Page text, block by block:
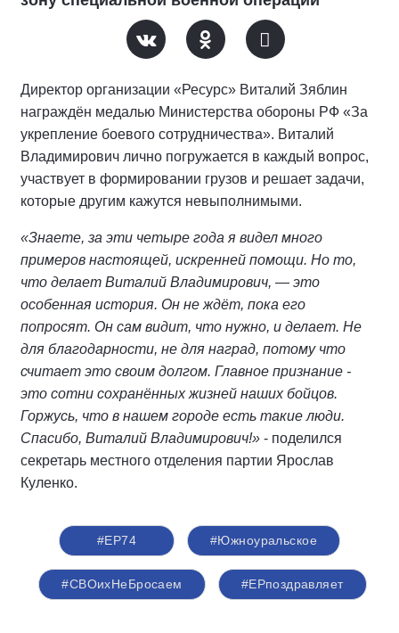
Директор организации «Ресурс» Виталий Зяблин
награждён медалью Министерства обороны РФ «За
укрепление боевого сотрудничества». Виталий
Владимирович лично погружается в каждый вопрос,
участвует в формировании грузов и решает задачи,
которые другим кажутся невыполнимыми.
«Знаете, за эти четыре года я видел много
примеров настоящей, искренней помощи. Но то,
что делает Виталий Владимирович, — это
особенная история. Он не ждёт, пока его
попросят. Он сам видит, что нужно, и делает. Не
для благодарности, не для наград, потому что
считает это своим долгом. Главное признание -
это сотни сохранённых жизней наших бойцов.
Горжусь, что в нашем городе есть такие люди.
Спасибо, Виталий Владимирович!» - поделился
секретарь местного отделения партии Ярослав
Куленко.
#ЕР74 #Южноуральское
#СВОихНеБросаем #ЕРпоздравляет